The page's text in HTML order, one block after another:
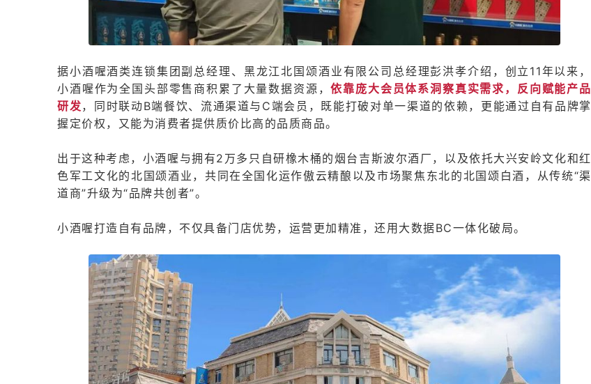
据小酒喔酒类连锁集团副总经理、黑龙江北国颂酒业有限公司总经理彭洪孝介绍，创立11年以来，
小酒喔作为全国头部零售商积累了大量数据资源，依靠庞大会员体系洞察真实需求，反向赋能产品
研发，同时联动B端餐饮、流通渠道与C端会员，既能打破对单一渠道的依赖，更能通过自有品牌掌
握定价权，又能为消费者提供质价比高的品质商品。
出于这种考虑，小酒喔与拥有2万多只自研橡木桶的烟台吉斯波尔酒厂，以及依托大兴安岭文化和红
色军工文化的北国颂酒业，共同在全国化运作傲云精酿以及市场聚焦东北的北国颂白酒，从传统“渠
道商”升级为“品牌共创者”。
小酒喔打造自有品牌，不仅具备门店优势，运营更加精准，还用大数据BC一体化破局。